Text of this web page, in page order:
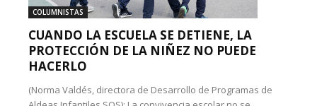
COLUMNISTAS
CUANDO LA ESCUELA SE DETIENE, LA
PROTECCIÓN DE LA NIÑEZ NO PUEDE
HACERLO
(Norma Valdés, directora de Desarrollo de Programas de